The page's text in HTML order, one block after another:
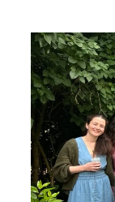
Week-